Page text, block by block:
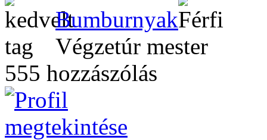
Bumburnyak
Végzetúr mester
555 hozzászólás